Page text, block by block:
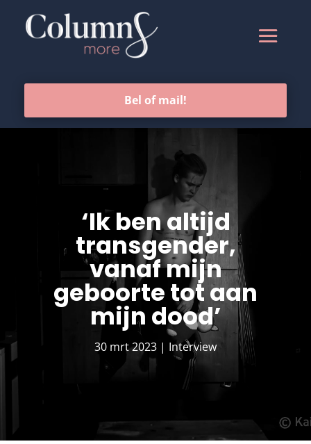
Bel of mail!
‘Ik ben altijd
transgender,
vanaf mijn
geboorte tot aan
mijn dood’
30 mrt 2023 | Interview